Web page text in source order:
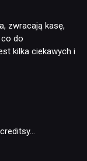
zwracają kasę,
do
kilka ciekawych i